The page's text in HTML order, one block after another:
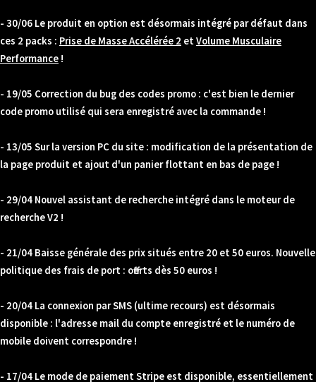
- 30/06 Le produit en option est désormais intégré par défaut dans
ces 2 packs : Prise de Masse Accélérée 2 etVolume Musculaire
Performance !
- 19/05 Correction du bug des codes promo : c'est bien le dernier
code promo utilisé qui sera enregistré avec la commande !
- 13/05 Sur la version PC du site : modification de la présentation de
la page produit et ajout d'un panier flottant en bas de page !
- 29/04 Nouvel assistant de recherche intégré dans le moteur de
recherche V2 !
- 21/04 Baisse générale des prix situés entre 20 et 50 euros. Nouvelle
politique des frais de port : offerts dès 50 euros !
- 20/04 La connexion par SMS (ultime recours) est désormais
disponible : l'adresse mail du compte enregistré et le numéro de
mobile doivent correspondre !
- 17/04 Le mode de paiement Stripe est disponible, essentiellement